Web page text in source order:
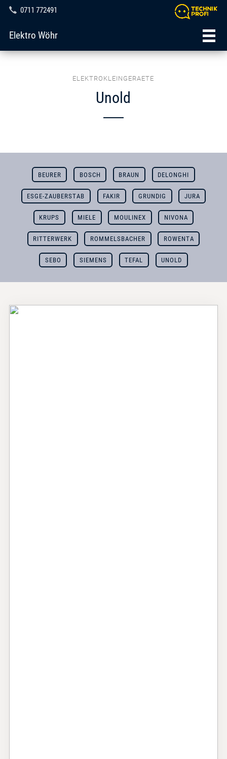
0711 772491
Elektro Wöhr
ELEKTROKLEINGERAETE
Unold
BEURER BOSCH BRAUN DELONGHI
ESGE-ZAUBERSTAB FAKIR GRUNDIG JURA
KRUPS MIELE MOULINEX NIVONA
RITTERWERK ROMMELSBACHER ROWENTA
SEBO SIEMENS TEFAL UNOLD